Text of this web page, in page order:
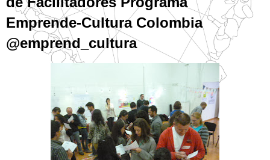
Emprende-Cultura Colombia
@emprend_cultura